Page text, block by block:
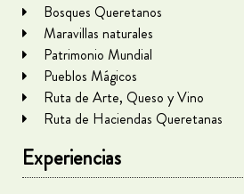
Bosques Queretanos
Maravillas naturales
Patrimonio Mundial
Pueblos Mágicos
Ruta de Arte, Queso y Vino
Ruta de Haciendas Queretanas
Experiencias